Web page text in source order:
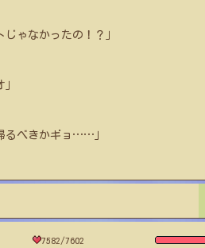
じゃなかったの！？」
」
るべきかギョ ……
7582/7602